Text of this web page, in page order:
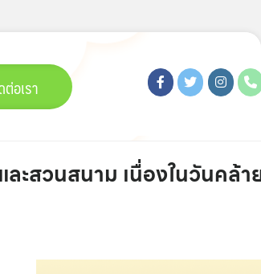
อเรา
ะสวนสนาม เนื่องในวันคล้า